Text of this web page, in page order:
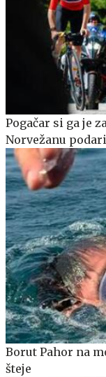
Pogačar si ga je
Norvežanu
Borut Pahor na
šteje